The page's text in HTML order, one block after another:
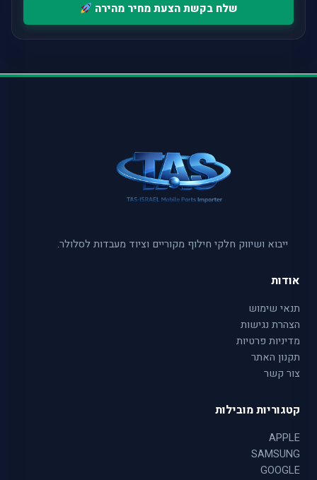
שלח בקשת הצעת מחיר מהירה
ייבוא ושיווק חלקי חילוף מקוריים וציוד מעבדות לסלולר.
אודות
תנאי שימוש
הצהרת נגישות
מדיניות פרטיות
תקנון האתר
צור קשר
קטגוריות מובילות
APPLE
SAMSUNG
GOOGLE